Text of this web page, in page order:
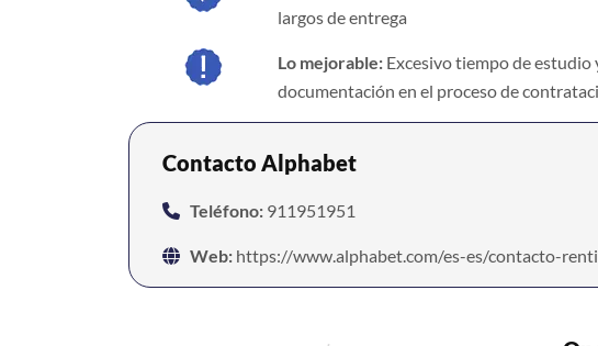
largos de entrega
Lo mejorable: Excesivo tiempo de estudio
documentación en el proceso de
Contacto Alphabet
Teléfono: 911951951
Web: https://www.alphabet.com/es-es/contacto-